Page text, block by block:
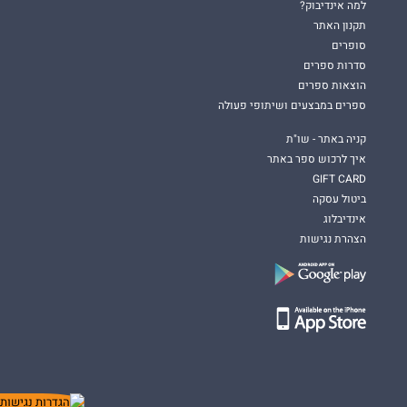
למה אינדיבוק?
תקנון האתר
סופרים
סדרות ספרים
הוצאות ספרים
ספרים במבצעים ושיתופי פעולה
קניה באתר - שו"ת
איך לרכוש ספר באתר
GIFT CARD
ביטול עסקה
אינדיבלוג
הצהרת נגישות